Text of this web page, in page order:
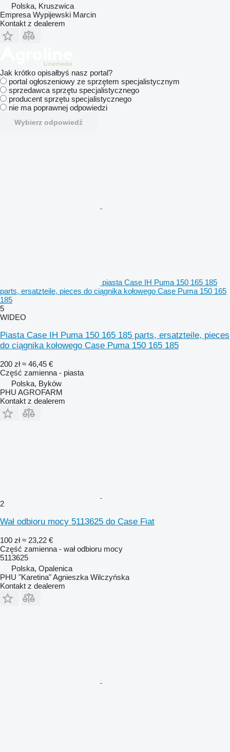
Polska, Kruszwica
Empresa Wypijewski Marcin
Kontakt z dealerem
Jak krótko opisałbyś nasz portal?
portal ogłoszeniowy ze sprzętem specjalistycznym
sprzedawca sprzętu specjalistycznego
producent sprzętu specjalistycznego
nie ma poprawnej odpowiedzi
Wybierz odpowiedź
piasta Case IH Puma 150 165 185
parts, ersatzteile, pieces do ciągnika kołowego Case Puma 150 165
185
5
WIDEO
Piasta Case IH Puma 150 165 185 parts, ersatzteile, pieces
do ciągnika kołowego Case Puma 150 165 185
200 zł ≈ 46,45 €
Część zamienna - piasta
Polska, Byków
PHU AGROFARM
Kontakt z dealerem
2
Wał odbioru mocy 5113625 do Case Fiat
100 zł ≈ 23,22 €
Część zamienna - wał odbioru mocy
5113625
Polska, Opalenica
PHU "Karetina" Agnieszka Wilczyńska
Kontakt z dealerem